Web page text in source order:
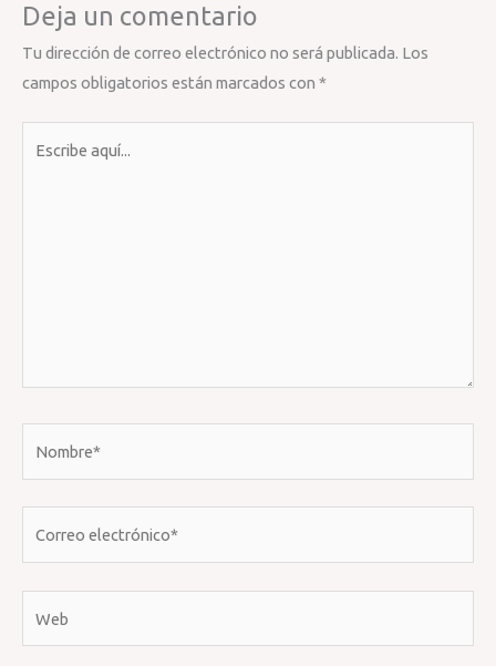
Deja un comentario
Tu dirección de correo electrónico no será publicada. Los
campos obligatorios están marcados con *